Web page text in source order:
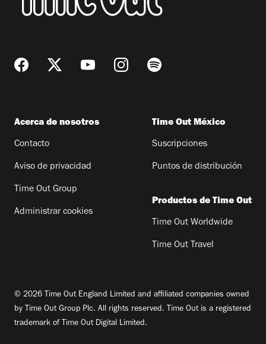
Acerca de nosotros
Contacto
Aviso de privacidad
Time Out Group
Administrar cookies
Time Out México
Suscripciones
Puntos de distribución
Productos de Time Out
Time Out Worldwide
Time Out Travel
© 2026 Time Out England Limited and affiliated companies owned
by Time Out Group Plc. All rights reserved. Time Out is a registered
trademark of Time Out Digital Limited.